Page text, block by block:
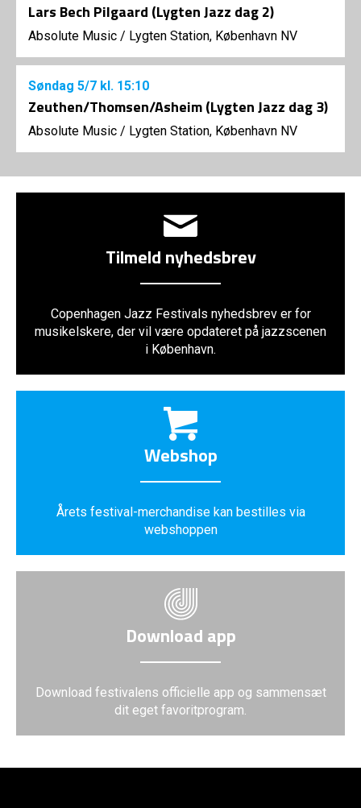
Lars Bech Pilgaard (Lygten Jazz dag 2)
Absolute Music / Lygten Station, København NV
Søndag 5/7 kl. 15:10
Zeuthen/Thomsen/Asheim (Lygten Jazz dag 3)
Absolute Music / Lygten Station, København NV
Tilmeld nyhedsbrev
Copenhagen Jazz Festivals nyhedsbrev er for
musikelskere, der vil være opdateret på jazzscenen
i København.
Webshop
Årets festival-merchandise kan bestilles via
webshoppen
Download app
Download festivalens officielle app og sammensæt
dit eget favoritprogram.